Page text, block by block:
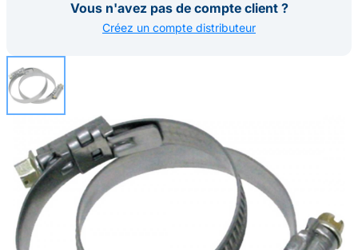
Vous n'avez pas de compte client ?
Créez un compte distributeur